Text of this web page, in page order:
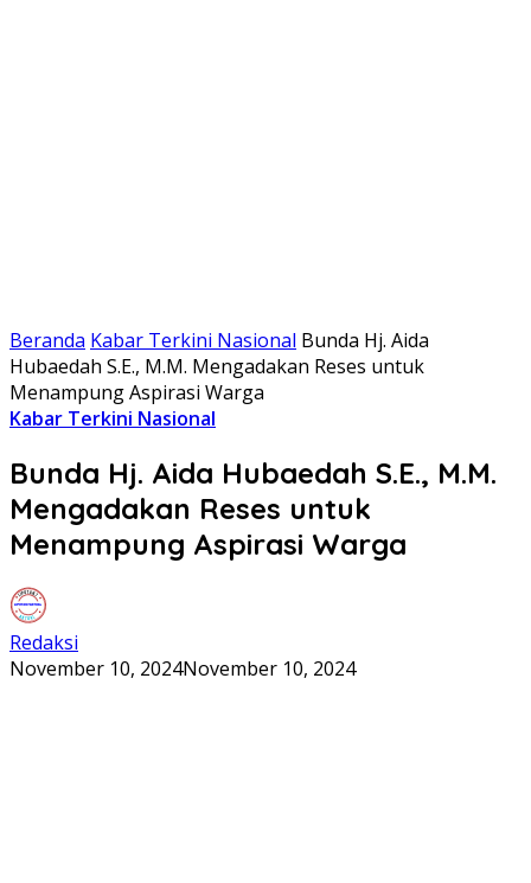
Beranda Kabar Terkini Nasional Bunda Hj. Aida
Hubaedah S.E., M.M. Mengadakan Reses untuk
Menampung Aspirasi Warga
Kabar Terkini Nasional
Bunda Hj. Aida Hubaedah S.E., M.M.
Mengadakan Reses untuk
Menampung Aspirasi Warga
Redaksi
November 10, 2024November 10, 2024